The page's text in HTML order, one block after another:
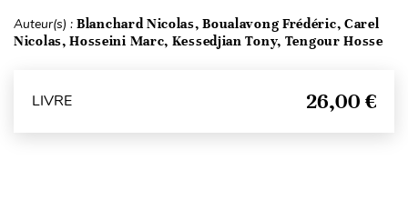
Auteur(s) : Blanchard Nicolas, Boualavong Frédéric, Carel
Nicolas, Hosseini Marc, Kessedjian Tony, Tengour Hosse
LIVRE 26,00 €